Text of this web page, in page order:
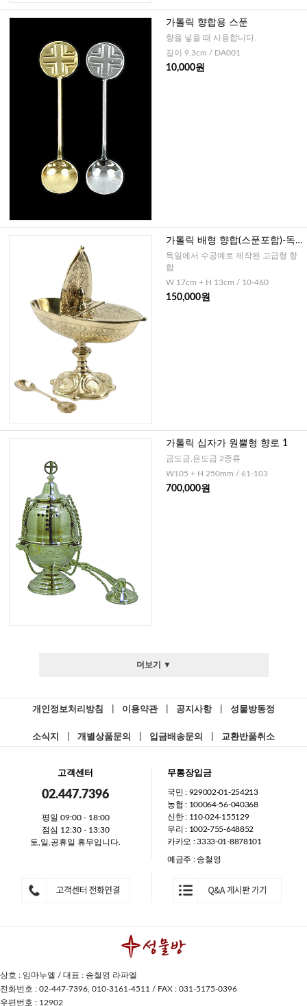
가톨릭 향합용 스푼
향을 넣을 때 사용합니다.
길이 9.3cm / DA001
10,000원
가톨릭 배형 향합(스푼포함)-독
일(고급형)
독일에서 수공예로 제작된 고급형 향
합
W 17cm + H 13cm / 10-460
150,000원
가톨릭 십자가 원뿔형 향로 1
금도금,은도금 2종류
W105 + H 250mm / 61-103
700,000원
더보기 ▼
개인정보처리방침 이용약관 공지사항 성물방동정
소식지 개별상품문의 입금배송문의 교환반품취소
고객센터
02.447.7396
평일 09:00 - 18:00
점심 12:30 - 13:30
토,일,공휴일 휴무입니다.
무통장입금
국민 : 929002-01-254213
농협 : 100064-56-040368
신한 : 110-024-155129
우리 : 1002-755-648852
카카오 : 3333-01-8878101
예금주 : 송철영
상호 : 임마누엘 / 대표 : 송철영 라파엘
전화번호 : 02-447-7396, 010-3161-4511 / FAX : 031-5175-0396
우편번호 : 12902